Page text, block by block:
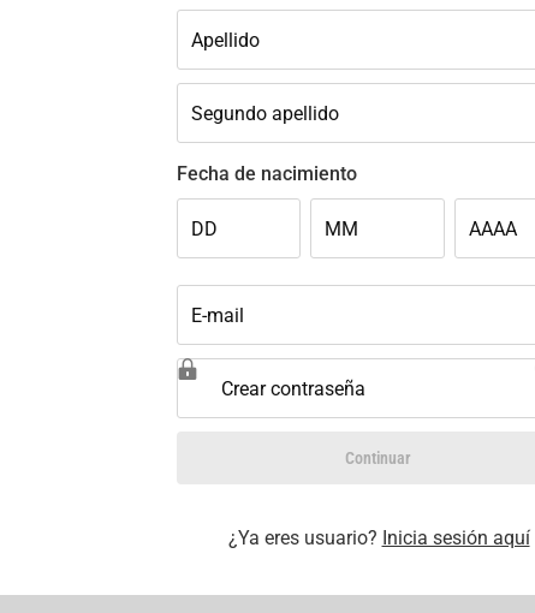
Apellido
Segundo apellido
Fecha de nacimiento
DD MM AAAA
E-mail
Crear contraseña
Continuar
¿Ya eres usuario? Inicia sesión aquí